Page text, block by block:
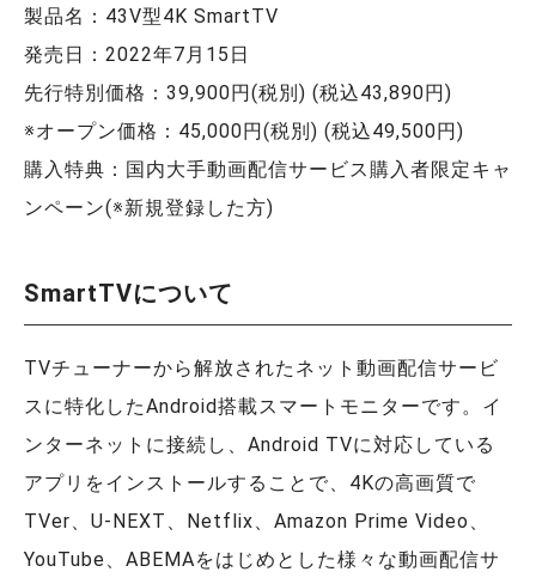
製品名：43V型4K SmartTV
発売日：2022年7月15日
先行特別価格：39,900円(税別) (税込43,890円)
※オープン価格：45,000円(税別) (税込49,500円)
購入特典：国内大手動画配信サービス購入者限定キャ
ンペーン(※新規登録した方)
SmartTVについて
TVチューナーから解放されたネット動画配信サービ
スに特化したAndroid搭載スマートモニターです。イ
ンターネットに接続し、Android TVに対応している
アプリをインストールすることで、4Kの高画質で
TVer、U-NEXT、Netflix、Amazon Prime Video、
YouTube、ABEMAをはじめとした様々な動画配信サ